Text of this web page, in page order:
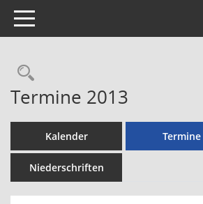
Toggle navigation
Rechercheauswahl
Termine 2013
Kalender Termine
Niederschriften